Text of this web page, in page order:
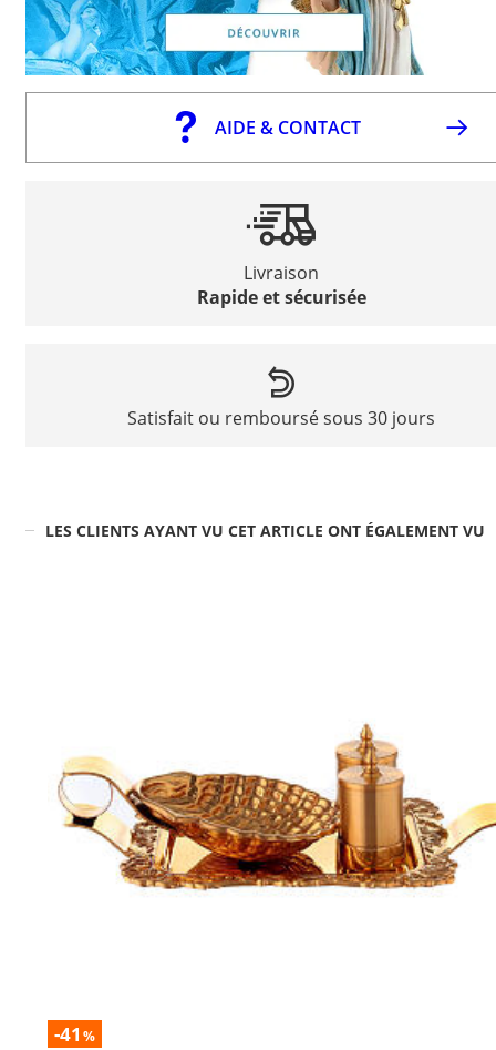
AIDE & CONTACT
Livraison
Rapide et sécurisée
Satisfait ou remboursé sous 30 jours
LES CLIENTS AYANT VU CET ARTICLE ONT ÉGALEMENT VU
-41 %